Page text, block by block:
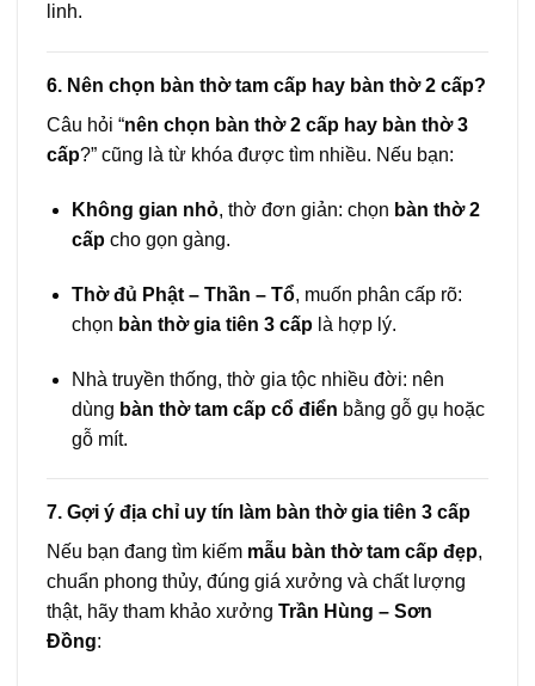
linh.
6. Nên chọn bàn thờ tam cấp hay bàn thờ 2 cấp?
Câu hỏi “nên chọn bàn thờ 2 cấp hay bàn thờ 3
cấp?” cũng là từ khóa được tìm nhiều. Nếu bạn:
Không gian nhỏ, thờ đơn giản: chọn bàn thờ 2
cấpcho gọn gàng.
Thờ đủ Phật – Thần – Tổ, muốn phân cấp rõ:
chọn bàn thờ gia tiên 3 cấplà hợp lý.
Nhà truyền thống, thờ gia tộc nhiều đời: nên
dùng bàn thờ tam cấp cổ điển bằng gỗ gụ hoặc
gỗ mít.
7. Gợi ý địa chỉ uy tín làm bàn thờ gia tiên 3 cấp
Nếu bạn đang tìm kiếm mẫu bàn thờ tam cấp đẹp,
chuẩn phong thủy, đúng giá xưởng và chất lượng
thật, hãy tham khảo xưởng Trần Hùng – Sơn
Đồng: